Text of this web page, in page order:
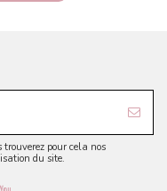
trouverez pour cela nos
du site.